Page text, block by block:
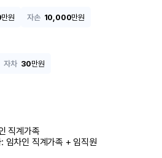
만원 자손 10,000만원
자차 30만원
직계가족
임차인 직계가족 + 임직원